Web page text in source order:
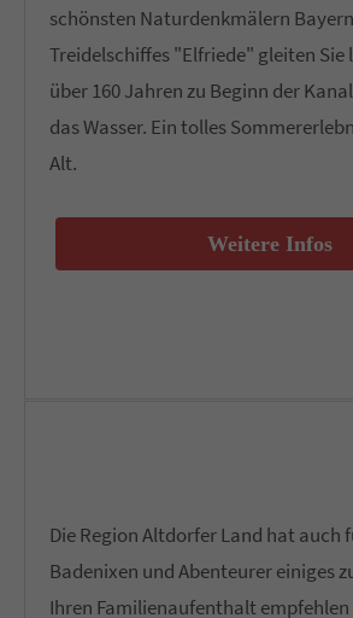
schönsten Naturdenkmälern
Treidelschiffes "Elfriede" gleiten Sie
über 160 Jahren zu Beginn der
das Wasser. Ein tolles
Alt.
Weitere Infos
Die Region Altdorfer Land hat auch
Badenixen und Abenteurer einiges
Ihren Familienaufenthalt empfehlen